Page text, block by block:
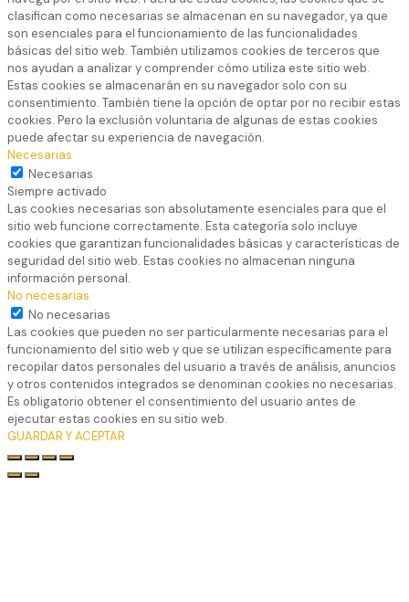
clasifican como necesarias se almacenan en su navegador, ya que
son esenciales para el funcionamiento de las funcionalidades
básicas del sitio web. También utilizamos cookies de terceros que
nos ayudan a analizar y comprender cómo utiliza este sitio web.
Estas cookies se almacenarán en su navegador solo con su
consentimiento. También tiene la opción de optar por no recibir estas
cookies. Pero la exclusión voluntaria de algunas de estas cookies
puede afectar su experiencia de navegación.
Necesarias
Necesarias
Siempre activado
Las cookies necesarias son absolutamente esenciales para que el
sitio web funcione correctamente. Esta categoría solo incluye
cookies que garantizan funcionalidades básicas y características de
seguridad del sitio web. Estas cookies no almacenan ninguna
información personal.
No necesarias
No necesarias
Las cookies que pueden no ser particularmente necesarias para el
funcionamiento del sitio web y que se utilizan específicamente para
recopilar datos personales del usuario a través de análisis, anuncios
y otros contenidos integrados se denominan cookies no necesarias.
Es obligatorio obtener el consentimiento del usuario antes de
ejecutar estas cookies en su sitio web.
GUARDAR Y ACEPTAR